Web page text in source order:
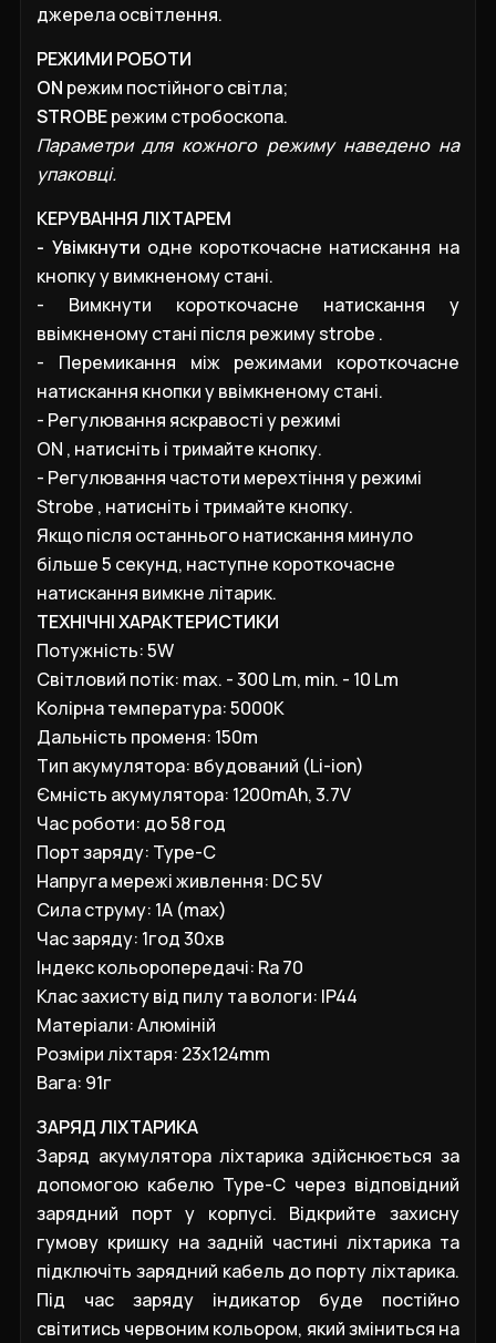
джерела освітлення.
РЕЖИМИ РОБОТИ
ON режим постійного світла;
STROBEрежим стробоскопа.
Параметри для кожного режиму наведено на
упаковці.
КЕРУВАННЯ ЛІХТАРЕМ
- Увімкнути одне короткочасне натискання на
кнопку у вимкненому стані.
- Вимкнути короткочасне натискання у
ввімкненому стані після режиму strobe .
- Перемикання між режимами короткочасне
натискання кнопки у ввімкненому стані.
- Регулювання яскравості у режимі
ON , натисніть і тримайте кнопку.
- Регулювання частоти мерехтіння у режимі
Strobe , натисніть і тримайте кнопку.
Якщо після останнього натискання минуло
більше 5 секунд, наступне короткочасне
натискання вимкне літарик.
ТЕХНІЧНІ ХАРАКТЕРИСТИКИ
Потужність: 5W
Світловий потік: max. - 300 Lm, min. - 10 Lm
Колірна температура:5000K
Дальність променя: 150m
Тип акумулятора: вбудований (Li-ion)
Ємність акумулятора: 1200mAh, 3.7V
Час роботи: до 58 год
Порт заряду: Type-C
Напруга мережі живлення: DC5V
Сила струму: 1A (max)
Час заряду: 1год 30хв
Індекс кольоропередачі: Ra 70
Клас захисту від пилу та вологи: IP44
Матеріали:Алюміній
Розміри ліхтаря: 23х124mm
Вага: 91г
ЗАРЯД ЛІХТАРИКА
Заряд акумулятора ліхтарика здійснюється за
допомогою кабелю Type-C через відповідний
зарядний порт у корпусі. Відкрийте захисну
гумову кришку на задній частині ліхтарика та
підключіть зарядний кабель до порту ліхтарика.
Під час заряду індикатор буде постійно
світитись червоним кольором, який зміниться на